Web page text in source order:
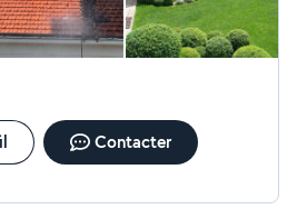
Contacter